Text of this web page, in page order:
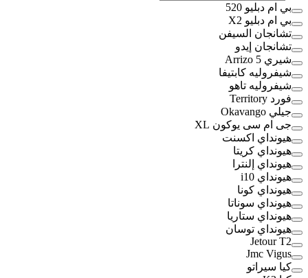
بي ام دبليو 520
بي ام دبليو X2
تشانجان السيفن
تشانجان إيدو
شيري Arrizo 5
شيفروليه كابتيفا
شيفروليه تاهو
فورد Territory
جيلي Okavango
جى ام سى يوكون XL
هيونداي اكسنت
هيونداي كريتا
هيونداي إلنترا
هيونداي i10
هيونداي كونا
هيونداي سوناتا
هيونداي ستاريا
هيونداي توسان
Jetour T2
Jmc Vigus
كيا سيراتو